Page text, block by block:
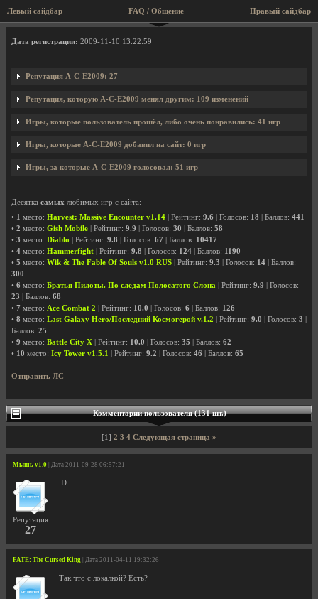
Левый сайдбар Правый сайдбар
FAQ / Общение
Профиль пользователя A-C-E2009
Дата регистрации: 2009-11-10 13:22:59
Репутация A-C-E2009: 27
Репутация, которую A-C-E2009 менял другим: 109 изменений
Игры, которые пользователь прошёл, либо очень понравились: 41 игр
Игры, которые A-C-E2009 добавил на сайт: 0 игр
Игры, за которые A-C-E2009 голосовал: 51 игр
Десятка самых любимых игр с сайта:
• 1 место: Harvest: Massive Encounter v1.14 | Рейтинг: 9.6 | Голосов: 18 | Баллов: 441
• 2 место: Gish Mobile | Рейтинг: 9.9 | Голосов: 30 | Баллов: 58
• 3 место: Diablo | Рейтинг: 9.8 | Голосов: 67 | Баллов: 10417
• 4 место: Hammerfight | Рейтинг: 9.8 | Голосов: 124 | Баллов: 1190
• 5 место: Wik & The Fable Of Souls v1.0 RUS | Рейтинг: 9.3 | Голосов: 14 | Баллов:
300
• 6 место: Братья Пилоты. По следам Полосатого Слона | Рейтинг: 9.9 | Голосов:
23 | Баллов: 68
• 7 место: Ace Combat 2 | Рейтинг: 10.0 | Голосов: 6 | Баллов: 126
• 8 место: Last Galaxy Hero/Последний Космогерой v.1.2 | Рейтинг: 9.0 | Голосов: 3
Баллов: 25
• 9 место: Battle City X | Рейтинг: 10.0 | Голосов: 35 | Баллов: 62
• 10 место: Icy Tower v1.5.1 | Рейтинг: 9.2 | Голосов: 46 | Баллов: 65
Отправить ЛС
Комментарии пользователя (131 шт.)
[1] 2 3 4 Следующая страница »
Мышь v1.0 | Дата 2011-09-28 06:57:21
Репутация
27
:D
FATE: The Cursed King | Дата 2011-04-11 19:32:26
Так что с локалкой? Есть?